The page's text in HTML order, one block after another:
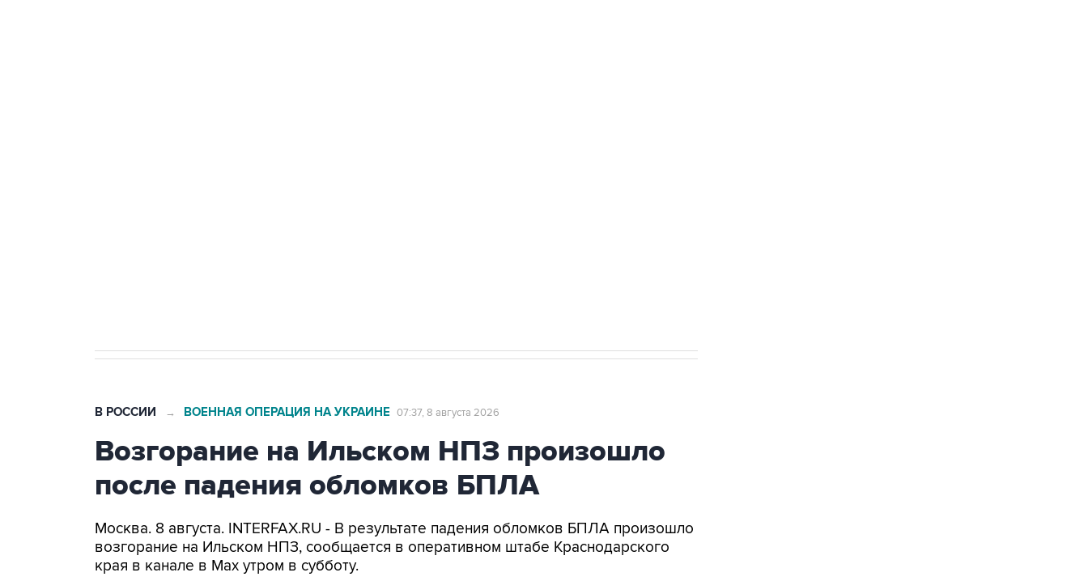
В РОССИИ → ВОЕННАЯ ОПЕРАЦИЯ НА УКРАИНЕ 07:37, 8 августа 2026
Возгорание на Ильском НПЗ произошло
после падения обломков БПЛА
Москва. 8 августа. INTERFAX.RU - В результате падения обломков БПЛА произошло
возгорание на Ильском НПЗ, сообщается в оперативном штабе Краснодарского
края в канале в Max утром в субботу.